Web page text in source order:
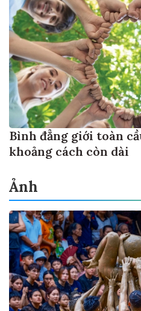
Bình đẳng giới toàn
khoảng cách còn dài
Ảnh